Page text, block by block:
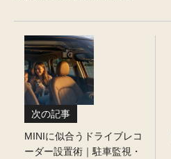
次の記事
MINIに似合うドライブレコ
ーダー設置術｜駐車監視・